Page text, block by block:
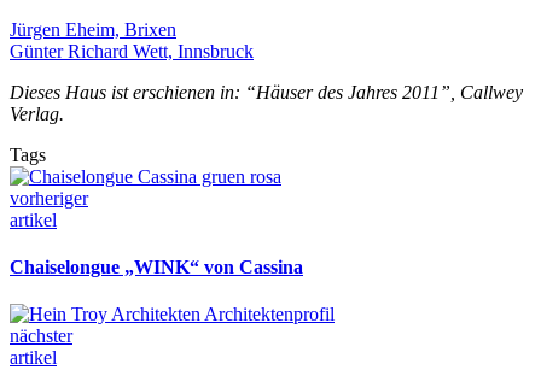
Jürgen Eheim, Brixen
Günter Richard Wett, Innsbruck
Dieses Haus ist erschienen in: “Häuser des Jahres 2011”, Callwey
Verlag.
Tags
vorheriger
artikel
Chaiselongue „WINK“ von Cassina
nächster
artikel